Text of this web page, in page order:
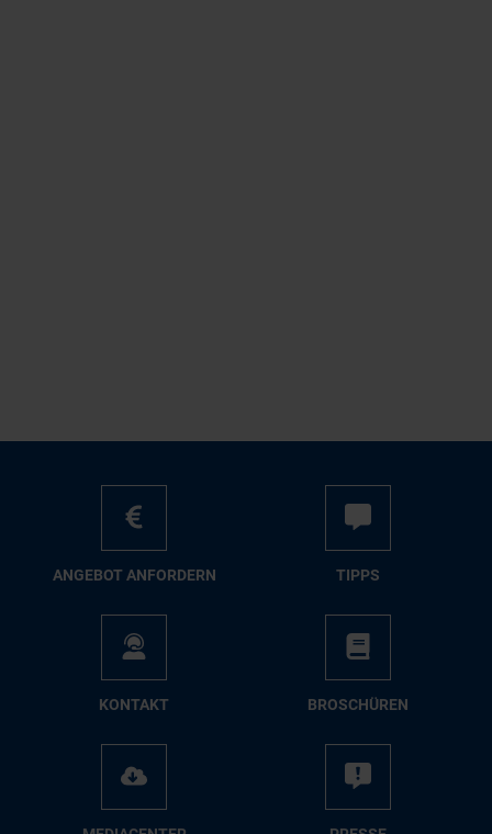
AN­GE­BOT AN­FOR­DERN TIPPS
KON­TAKT BRO­SCHÜ­REN